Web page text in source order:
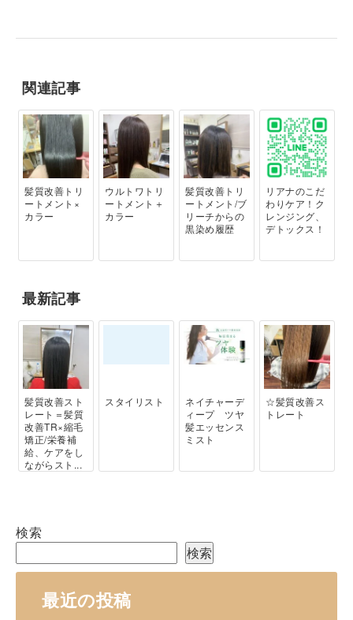
関連記事
髪質改善トリ
ートメント×
カラー
ウルトワトリ
ートメント＋
カラー
髪質改善トリ
ートメント/ブ
リーチからの
黒染め履歴
リアナのこだ
わりケア！ク
レンジング、
デトックス！
最新記事
髪質改善スト
レート＝髪質
改善TR×縮毛
矯正/栄養補
給、ケアをし
ながらスト...
スタイリスト
ネイチャーデ
ィープ ツヤ
髪エッセンス
ミスト
☆髪質改善ス
トレート
検索
検索
最近の投稿